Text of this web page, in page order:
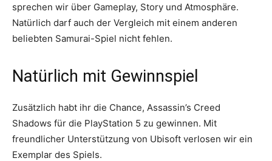
sprechen wir über Gameplay, Story und Atmosphäre.
Natürlich darf auch der Vergleich mit einem anderen
beliebten Samurai-Spiel nicht fehlen.
Natürlich mit Gewinnspiel
Zusätzlich habt ihr die Chance, Assassin’s Creed
Shadows für die PlayStation 5 zu gewinnen. Mit
freundlicher Unterstützung von Ubisoft verlosen wir ein
Exemplar des Spiels.